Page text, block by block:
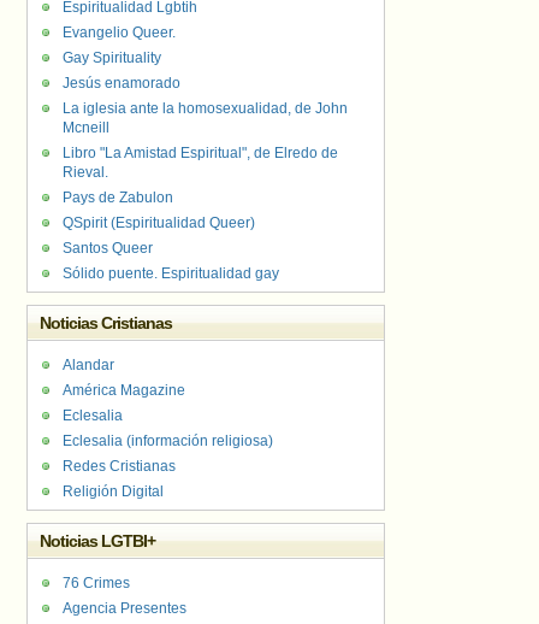
Espiritualidad Lgbtih
Evangelio Queer.
Gay Spirituality
Jesús enamorado
La iglesia ante la homosexualidad, de John
Mcneill
Libro "La Amistad Espiritual", de Elredo de
Rieval.
Pays de Zabulon
QSpirit (Espiritualidad Queer)
Santos Queer
Sólido puente. Espiritualidad gay
Noticias Cristianas
Alandar
América Magazine
Eclesalia
Eclesalia (información religiosa)
Redes Cristianas
Religión Digital
Noticias LGTBI+
76 Crimes
Agencia Presentes